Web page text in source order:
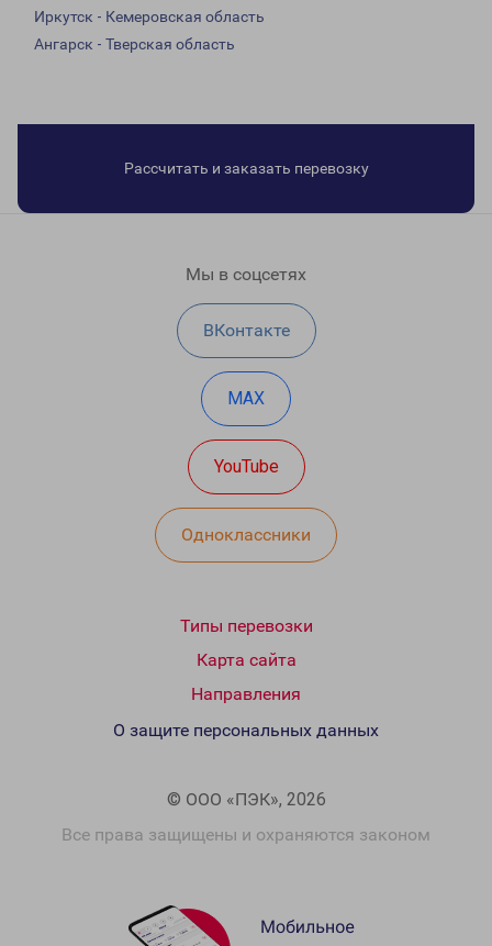
Иркутск - Кемеровская область
Ангарск - Тверская область
Рассчитать и заказать перевозку
Мы в соцсетях
ВКонтакте
MAX
YouTube
Одноклассники
Типы перевозки
Карта сайта
Направления
© ООО «ПЭК», 2026
Все права защищены и охраняются законом
О защите персональных данных